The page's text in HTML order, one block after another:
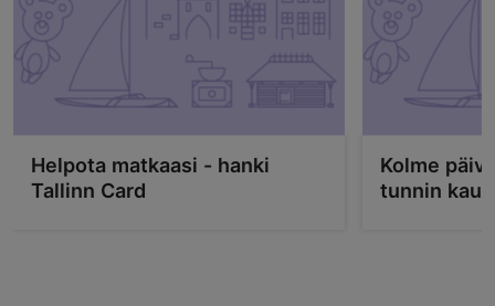
Helpota matkaasi - hanki
Tallinn Card
Kolme
tunnin